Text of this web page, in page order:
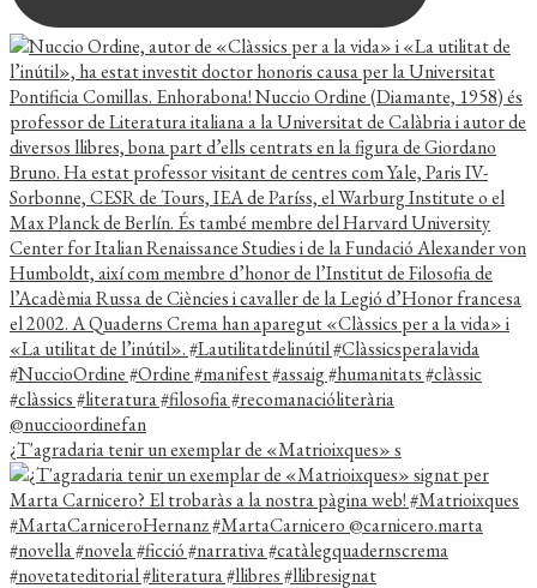
¿T'agradaria tenir un exemplar de «Matrioixques» s